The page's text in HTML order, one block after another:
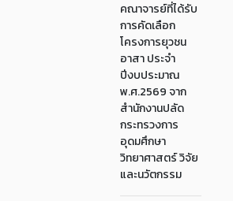
คณาจารย์ที่ได้รับ
การคัดเลือก
โครงการยุวชน
อาสา ประจำ
ปีงบประมาณ
พ.ศ.2569 จาก
สำนักงานปลัด
กระทรวงการ
อุดมศึกษา
วิทยาศาสตร์ วิจัย
และนวัตกรรม